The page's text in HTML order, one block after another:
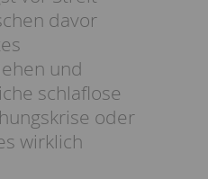
davor
und
schlaflose
oder
wirklich